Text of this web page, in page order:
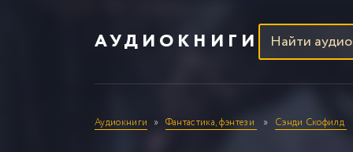
АУДИОКНИГИ
Аудиокниги Фантастика, фэнтези Сэнди Скофилд